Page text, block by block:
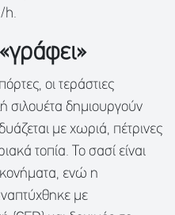
h.
οι τεράστιες
σιλουέτα δημιουργούν
με χωριά, πέτρινες
τοπία. Το σασί είναι
ενώ η
με